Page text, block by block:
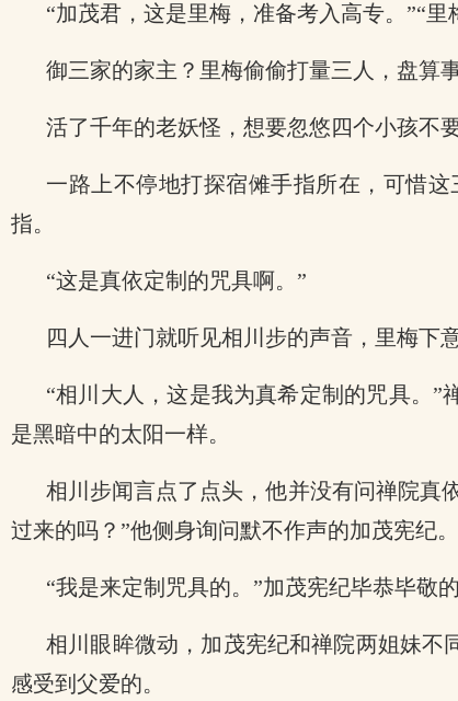
“加茂君，这是里梅，准备考入高专。”“
御三家的家主？里梅偷偷打量三人，盘算
活了千年的老妖怪，想要忽悠四个小孩不
一路上不停地打探宿傩手指所在，可惜
指。
“这是真依定制的咒具啊。”
四人一进门就听见相川步的声音，里梅下
“相川大人，这是我为真希定制的咒具。
是黑暗中的太阳一样。
相川步闻言点了点头，他并没有问禅院真
过来的吗？”他侧身询问默不作声的加茂宪纪。
“我是来定制咒具的。”加茂宪纪毕恭毕敬
相川眼眸微动，加茂宪纪和禅院两姐妹不
感受到父爱的。